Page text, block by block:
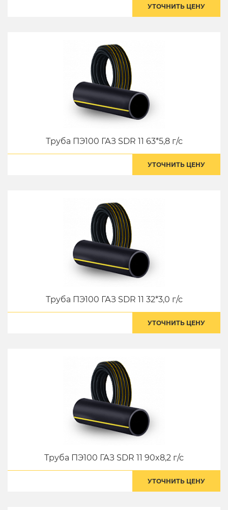
УТОЧНИТЬ ЦЕНУ
Труба ПЭ100 ГАЗ SDR 11 63*5,8 г/с
УТОЧНИТЬ ЦЕНУ
Труба ПЭ100 ГАЗ SDR 11 32*3,0 г/с
УТОЧНИТЬ ЦЕНУ
Труба ПЭ100 ГАЗ SDR 11 90x8,2 г/с
УТОЧНИТЬ ЦЕНУ